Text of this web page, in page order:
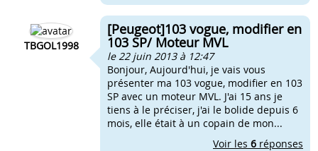
TBGOL1998
[Peugeot]103 vogue, modifier en
103 SP/ Moteur MVL
le 22 juin 2013 à 12:47
Bonjour, Aujourd'hui, je vais vous
présenter ma 103 vogue, modifier en 103
SP avec un moteur MVL. J'ai 15 ans je
tiens à le préciser, j'ai le bolide depuis 6
mois, elle était à un copain de mon...
Voir les 6 réponses